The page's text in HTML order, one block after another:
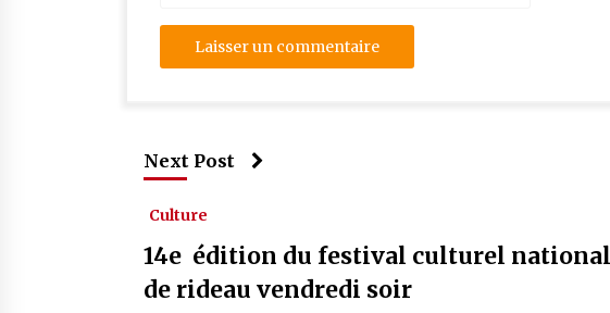
Next Post
Culture
14e édition du festival culturel
de rideau vendredi soir